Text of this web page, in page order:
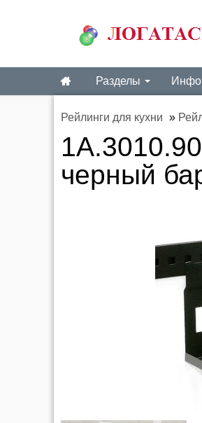
Разделы
Рейлинги для кухни »
черный